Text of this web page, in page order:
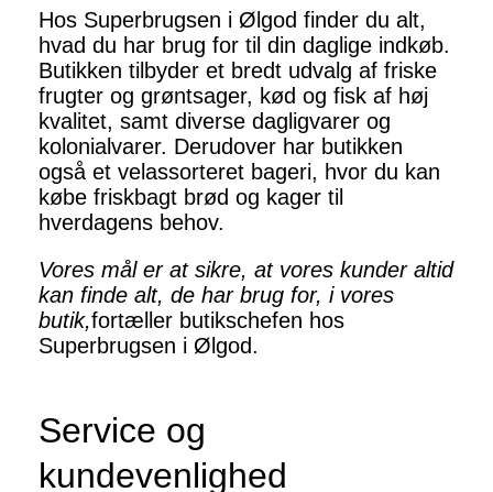
Hos Superbrugsen i Ølgod finder du alt,
hvad du har brug for til din daglige indkøb.
Butikken tilbyder et bredt udvalg af friske
frugter og grøntsager, kød og fisk af høj
kvalitet, samt diverse dagligvarer og
kolonialvarer. Derudover har butikken
også et velassorteret bageri, hvor du kan
købe friskbagt brød og kager til
hverdagens behov.
Vores mål er at sikre, at vores kunder altid
kan finde alt, de har brug for, i vores
butik,fortæller butikschefen hos
Superbrugsen i Ølgod.
Service og
kundevenlighed